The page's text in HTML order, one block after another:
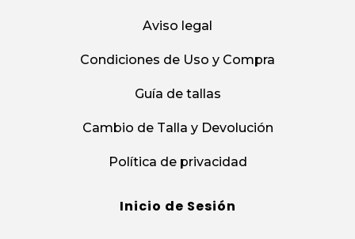
Aviso legal
Condiciones de Uso y Compra
Guía de tallas
Cambio de Talla y Devolución
Política de privacidad
Inicio de Sesión